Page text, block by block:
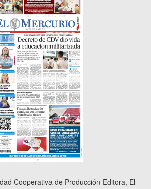
Cooperativa de Producción Editora, El